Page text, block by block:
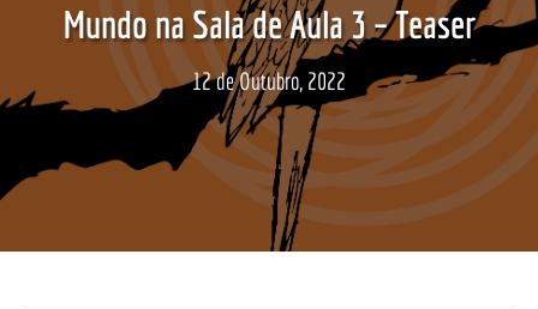
Mundo na Sala de Aula 3 – Teaser
12 de Outubro, 2022